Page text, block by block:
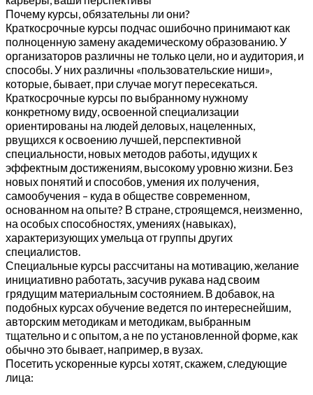
Почему курсы, обязательны ли они?
Краткосрочные курсы подчас ошибочно принимают как
полноценную замену академическому образованию. У
организаторов различны не только цели, но и аудитория, и
способы. У них различны «пользовательские ниши»,
которые, бывает, при случае могут пересекаться.
Краткосрочные курсы по выбранному нужному
конкретному виду, освоенной специализации
ориентированы на людей деловых, нацеленных,
рвущихся к освоению лучшей, перспективной
специальности, новых методов работы, идущих к
эффектным достижениям, высокому уровню жизни. Без
новых понятий и способов, умения их получения,
самообучения – куда в обществе современном,
основанном на опыте? В стране, строящемся, неизменно,
на особых способностях, умениях (навыках),
характеризующих умельца от группы других
специалистов.
Специальные курсы рассчитаны на мотивацию, желание
инициативно работать, засучив рукава над своим
грядущим материальным состоянием. В добавок, на
подобных курсах обучение ведется по интереснейшим,
авторским методикам и методикам, выбранным
тщательно и с опытом, а не по установленной форме, как
обычно это бывает, например, в вузах.
Посетить ускоренные курсы хотят, скажем, следующие
лица: